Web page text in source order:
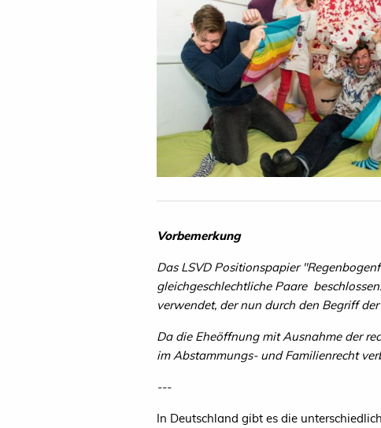
Vorbemerkung
Das LSVD Positionspapier
gleichgeschlechtliche Paare
verwendet, der nun durch den Begriff
Da die Eheöffnung mit Ausnahme der
im Abstammungs- und Familienrecht
---
In Deutschland gibt es die